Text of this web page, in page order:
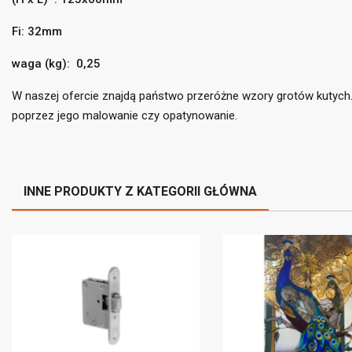
Fi: 32mm
waga (kg): 0,25
W naszej ofercie znajdą państwo przeróżne wzory grotów
poprzez jego malowanie czy opatynowanie.
INNE PRODUKTY Z KATEGORII GŁÓWNA